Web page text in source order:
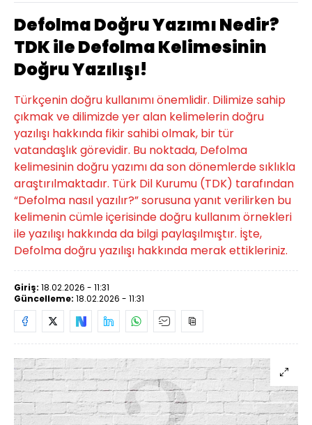
Defolma Doğru Yazımı Nedir?
TDK ile Defolma Kelimesinin
Doğru Yazılışı!
Türkçenin doğru kullanımı önemlidir. Dilimize sahip
çıkmak ve dilimizde yer alan kelimelerin doğru
yazılışı hakkında fikir sahibi olmak, bir tür
vatandaşlık görevidir. Bu noktada, Defolma
kelimesinin doğru yazımı da son dönemlerde sıklıkla
araştırılmaktadır. Türk Dil Kurumu (TDK) tarafından
“Defolma nasıl yazılır?” sorusuna yanıt verilirken bu
kelimenin cümle içerisinde doğru kullanım örnekleri
ile yazılışı hakkında da bilgi paylaşılmıştır. İşte,
Defolma doğru yazılışı hakkında merak ettikleriniz.
Giriş: 18.02.2026 - 11:31
Güncelleme: 18.02.2026 - 11:31